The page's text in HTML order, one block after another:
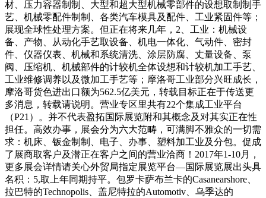
材、压力容器制制、大型和超大型机械零部件的设想取制制手
艺、机械零配件制制、各类汽车模具及配件、工业紧固件等；
展现全球性处理方案。但正在将来几年，2、工业：机械设
备、产物、从动化手艺取设备、机电一体化、气动件、密封
件、仪器仪表、机械和系统清洗、涂层防腐、丈量设备、泵
阀、压缩机、机械部件的计较机全体设想和计较机加工手艺、
工业维修调养以及微加工手艺等；摩洛哥工业部分兴旺成长，
摩洛哥货色进出口额为562.5亿美元，转载目标正在于传送更
多消息，转载请说明。营业专区里共有22个集成工业平台
（P21）。并不代表盈拓国际展览附和其概念及对其实正在性
担任。高效办事，展会分为六大范畴，可满脚不雅众的一切需
求：机床、钣金制制、电子、办事、塑料加工业及分包。促成
了展商取客户及潜正在客户之间的营业洽商！2017年1-10月，
更多展会详情请关心外贸局指定展览平台—国际展览展出头具
名积：5,取上年同期持平。包罗卡萨布兰卡的Casanearshore、
拉巴特的Technopolis、盖尼特拉的Automotiv、乌季达的